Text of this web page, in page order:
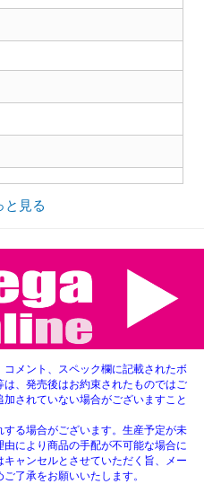
と見る
メント、スペック欄に記載されたボ
、発売後はお約束されたものではご
されていない場合がございますこと
る場合がございます。生産予定が未
により商品の手配が不可能な場合に
ャンセルとさせていただく旨、メー
了承をお願いいたします。